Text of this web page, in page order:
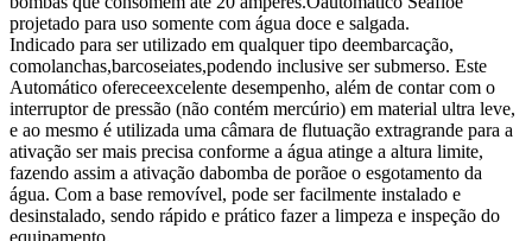
projetado para uso somente com água doce e salgada.
Indicado para ser utilizado em qualquer tipo deembarcação,
comolanchas,barcoseiates,podendo inclusive ser submerso. Este
Automático ofereceexcelente desempenho, além de contar com o
interruptor de pressão (não contém mercúrio) em material ultra leve,
e ao mesmo é utilizada uma câmara de flutuação extragrande para a
ativação ser mais precisa conforme a água atinge a altura limite,
fazendo assim a ativação dabomba de porãoe o esgotamento da
água. Com a base removível, pode ser facilmente instalado e
desinstalado, sendo rápido e prático fazer a limpeza e inspeção do